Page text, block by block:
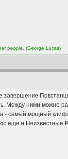
people. (George Lucas)
Между ними можно
- самый мощный
еще и Неизвестные